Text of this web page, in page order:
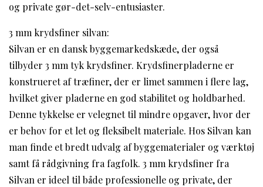
og private gør-det-selv-entusiaster.
3 mm krydsfiner silvan:
Silvan er en dansk byggemarkedskæde, der også
tilbyder 3 mm tyk krydsfiner. Krydsfinerpladerne er
konstrueret af træfiner, der er limet sammen i flere lag,
hvilket giver pladerne en god stabilitet og holdbarhed.
Denne tykkelse er velegnet til mindre opgaver, hvor der
er behov for et let og fleksibelt materiale. Hos Silvan kan
man finde et bredt udvalg af byggematerialer og værktøj
samt få rådgivning fra fagfolk. 3 mm krydsfiner fra
Silvan er ideel til både professionelle og private, der